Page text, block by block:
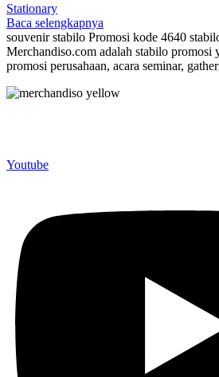
Stationary
Baca selengkapnya
souvenir stabilo Promosi kode 4640
Merchandiso.com adalah stabilo promosi
promosi perusahaan, acara seminar,
Youtube